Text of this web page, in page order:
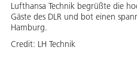
Lufthansa Technik begrüßte die
Gäste des DLR und bot einen
Hamburg.
Credit: LH Technik